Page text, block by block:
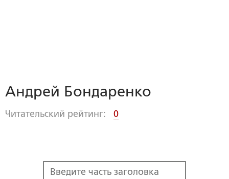
Андрей Бондаренко
Читательский рейтинг: 0